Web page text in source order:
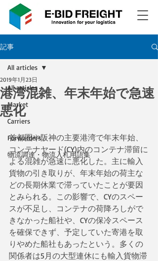
記事
All articles
Market
Carriers
Forwarders
物流調達・物流入札用語集
All articles
港湾混雑、年末年始で急速
悪化
2019年1月23日
首都圏や阪神の主要港湾で年末年始、
コンテナヤード(CY)内のコンテナ滞留に
よる混雑が急速に悪化した。主に輸入
貨物の引き取りが、年末年始の荷主な
どの長期休業で滞っていたことが要因
とみられる。この影響で、CYのスペー
スが不足し、コンテナの荷降ろしがで
きなかった船社や、CYの保冷スペース
を確保できず、予定していた寄港を取
りやめた船社もあったという。多くの
関係者は5月の大型連休にも輸入貨物滞